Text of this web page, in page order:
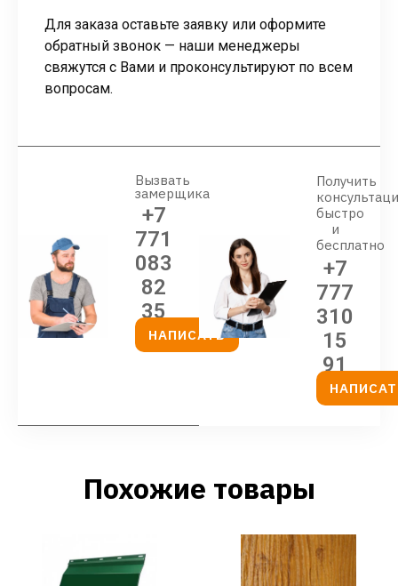
Для заказа оставьте заявку или оформите
обратный звонок — наши менеджеры
свяжутся с Вами и проконсультируют по всем
вопросам.
Вызвать
замерщика
+7
771
083
82
35
НАПИСАТЬ
Получить
быстро
и
бесплатно
+7
777
310
15
91
Похожие товары